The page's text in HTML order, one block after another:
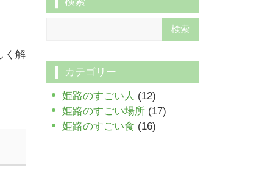
く解
カテゴリー
姫路のすごい人 (12)
姫路のすごい場所(17)
姫路のすごい食 (16)